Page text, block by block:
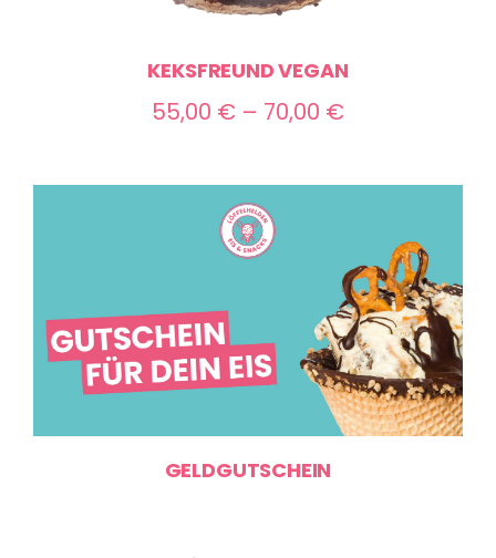
KEKSFREUND VEGAN
55,00 € – 70,00 €Preisspanne:
bis
GELDGUTSCHEIN